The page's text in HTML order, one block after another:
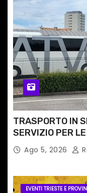
TRASPORTO IN
SERVIZIO PER
PERCORSI,
Ago 5, 2026
EVENTI TRIESTE E